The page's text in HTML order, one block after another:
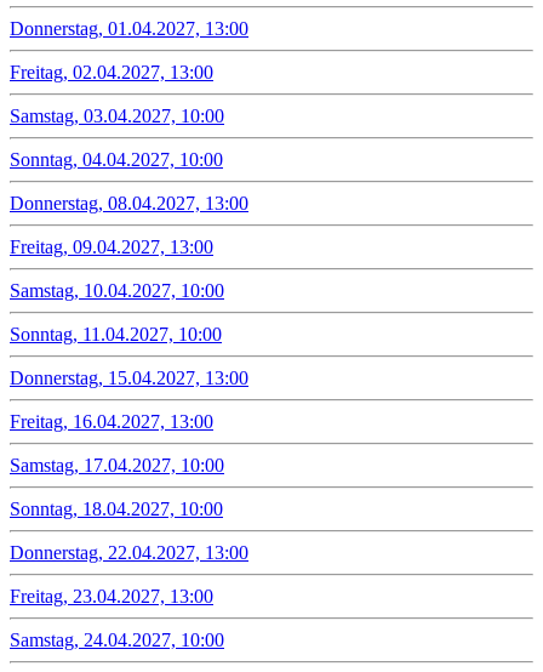
Donnerstag, 01.04.2027, 13:00
Freitag, 02.04.2027, 13:00
Samstag, 03.04.2027, 10:00
Sonntag, 04.04.2027, 10:00
Donnerstag, 08.04.2027, 13:00
Freitag, 09.04.2027, 13:00
Samstag, 10.04.2027, 10:00
Sonntag, 11.04.2027, 10:00
Donnerstag, 15.04.2027, 13:00
Freitag, 16.04.2027, 13:00
Samstag, 17.04.2027, 10:00
Sonntag, 18.04.2027, 10:00
Donnerstag, 22.04.2027, 13:00
Freitag, 23.04.2027, 13:00
Samstag, 24.04.2027, 10:00